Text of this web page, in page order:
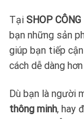
Tại SHOP
bạn những sản
giúp bạn tiếp
cách dễ dàng
Dù bạn là người
thông minh, hay